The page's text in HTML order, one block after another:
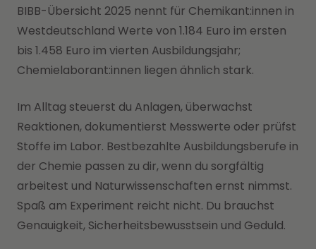
BIBB-Übersicht 2025 nennt für Chemikant:innen in
Westdeutschland Werte von 1.184 Euro im ersten
bis 1.458 Euro im vierten Ausbildungsjahr;
Chemielaborant:innen liegen ähnlich stark.
Im Alltag steuerst du Anlagen, überwachst
Reaktionen, dokumentierst Messwerte oder prüfst
Stoffe im Labor. Bestbezahlte Ausbildungsberufe in
der Chemie passen zu dir, wenn du sorgfältig
arbeitest und Naturwissenschaften ernst nimmst.
Spaß am Experiment reicht nicht. Du brauchst
Genauigkeit, Sicherheitsbewusstsein und Geduld.